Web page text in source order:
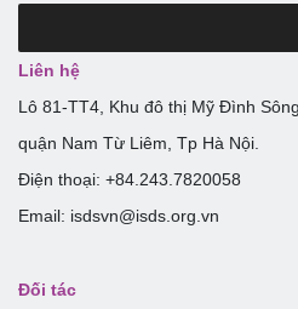
Liên hệ
Lô 81-TT4, Khu đô thị Mỹ Đình
quận Nam Từ Liêm, Tp Hà Nội.
Điện thoại: +84.243.7820058
Email: isdsvn@isds.org.vn
Đối tác